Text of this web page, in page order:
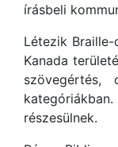
írásbeli
Létezik
Kanada
szövegértés,
részesülnek.